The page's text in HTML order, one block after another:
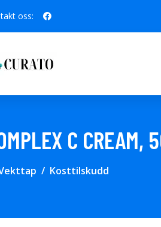
oss:
C CREAM,
Kosttilskudd